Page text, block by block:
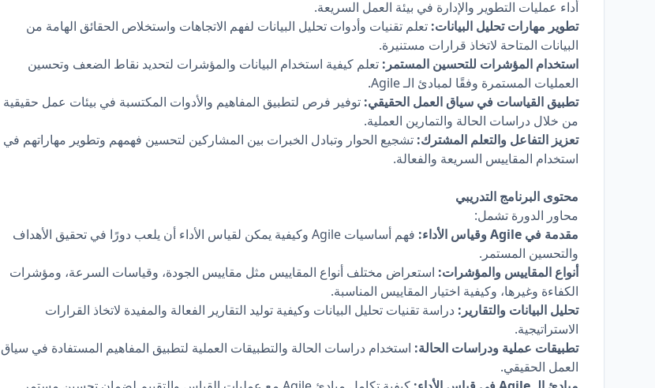
أداء عمليات التطوير والإدارة في بيئة العمل السريعة.
تطوير مهارات تحليل البيانات: تعلم تقنيات وأدوات تحليل البيانات لفهم الاتجاهات واستخلاص الحقائق الهامة من
البيانات المتاحة لاتخاذ قرارات مستنيرة.
استخدام المؤشرات للتحسين المستمر: تعلم كيفية استخدام البيانات والمؤشرات لتحديد نقاط الضعف وتحسين
العمليات المستمرة وفقًا لمبادئ الـ Agile.
تطبيق القياسات في سياق العمل الحقيقي: توفير فرص لتطبيق المفاهيم والأدوات المكتسبة في بيئات عمل حقيقية
من خلال دراسات الحالة والتمارين العملية.
تعزيز التفاعل والتعلم المشترك: تشجيع الحوار وتبادل الخبرات بين المشاركين لتحسين فهمهم وتطوير مهاراتهم في
استخدام المقاييس السريعة والفعالة.
محتوى البرنامج التدريبي
محاور الدورة تشمل:
مقدمة في Agile وقياس الأداء:
فهم أساسيات Agile وكيفية يمكن لقياس الأداء أن يلعب دورًا في تحقيق الأهداف
والتحسين المستمر.
أنواع المقاييس والمؤشرات: استعراض مختلف أنواع المقاييس مثل مقاييس الجودة، وقياسات السرعة، ومؤشرات
الكفاءة وغيرها، وكيفية اختيار المقاييس المناسبة.
تحليل البيانات والتقارير: دراسة تقنيات تحليل البيانات وكيفية توليد التقارير الفعالة والمفيدة لاتخاذ القرارات
الاستراتيجية.
تطبيقات عملية ودراسات الحالة: استخدام دراسات الحالة والتطبيقات العملية لتطبيق المفاهيم المستفادة في سياق
العمل الحقيقي.